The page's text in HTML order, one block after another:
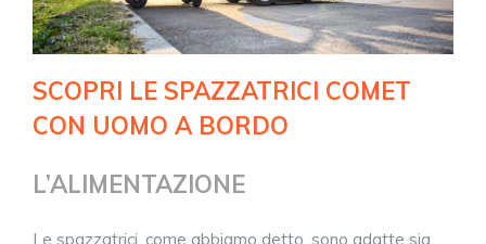
SCOPRI LE SPAZZATRICI COMET
CON UOMO A BORDO
L’ALIMENTAZIONE
Le spazzatrici, come abbiamo detto, sono adatte sia